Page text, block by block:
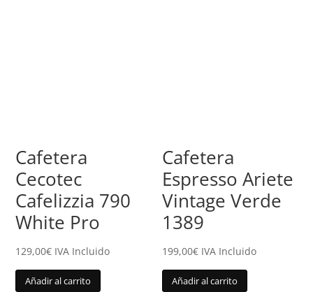
Cafetera
Cecotec
Cafelizzia 790
White Pro
129,00€ IVA Incluido
Añadir al carrito
Cafetera
Espresso Ariete
Vintage Verde
1389
199,00€ IVA Incluido
Añadir al carrito